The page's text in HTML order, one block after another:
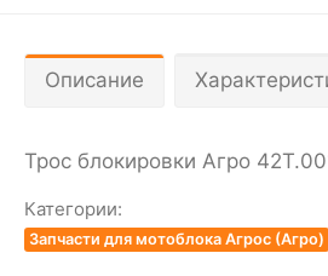
Описание
Трос блокировки Агро
Категории:
Запчасти для мотоблока Агрос (Агро)